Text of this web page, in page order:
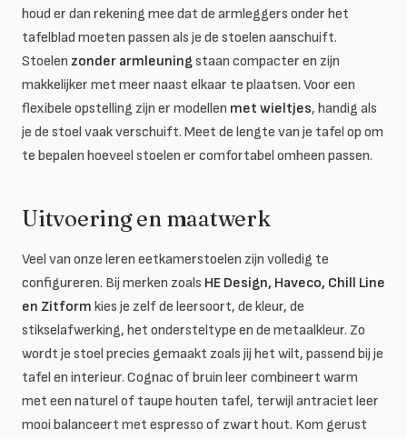
houd er dan rekening mee dat de armleggers onder het
tafelblad moeten passen als je de stoelen aanschuift.
Stoelen zonder armleuningstaan compacter en zijn
makkelijker met meer naast elkaar te plaatsen. Voor een
flexibele opstelling zijn er modellen met wieltjes, handig als
je de stoel vaak verschuift. Meet de lengte van je tafel op om
te bepalen hoeveel stoelen er comfortabel omheen passen.
Uitvoering en maatwerk
Veel van onze leren eetkamerstoelen zijn volledig te
configureren. Bij merken zoals HE Design, Haveco, Chill Line
en Zitform kies je zelf de leersoort, de kleur, de
stikselafwerking, het ondersteltype en de metaalkleur. Zo
wordt je stoel precies gemaakt zoals jij het wilt, passend bij je
tafel en interieur. Cognac of bruin leer combineert warm
met een naturel of taupe houten tafel, terwijl antraciet leer
mooi balanceert met espresso of zwart hout. Kom gerust